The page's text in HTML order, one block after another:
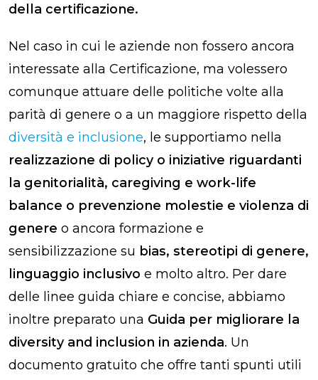
della certificazione.
Nel caso in cui le aziende non fossero ancora
interessate alla Certificazione, ma volessero
comunque attuare delle politiche volte alla
parità di genere o a un maggiore rispetto della
diversità e inclusione, le supportiamo nella
realizzazione di policy o iniziative riguardanti
la genitorialità, caregiving e work-life
balance o prevenzione molestie e violenza di
genere o ancora formazione e
sensibilizzazione su bias, stereotipi di genere,
linguaggio inclusivo e molto altro. Per dare
delle linee guida chiare e concise, abbiamo
inoltre preparato una Guida per migliorare la
diversity and inclusion in azienda. Un
documento gratuito che offre tanti spunti utili